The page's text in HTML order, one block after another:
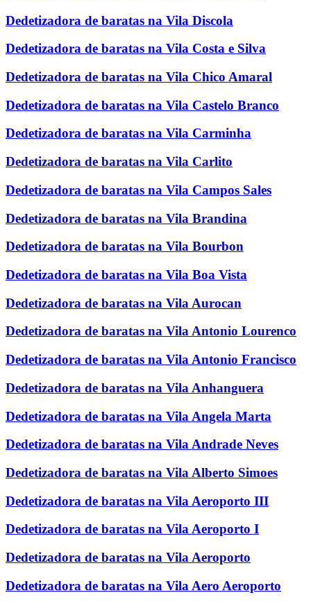
Dedetizadora de baratas na Vila Discola
Dedetizadora de baratas na Vila Costa e Silva
Dedetizadora de baratas na Vila Chico Amaral
Dedetizadora de baratas na Vila Castelo Branco
Dedetizadora de baratas na Vila Carminha
Dedetizadora de baratas na Vila Carlito
Dedetizadora de baratas na Vila Campos Sales
Dedetizadora de baratas na Vila Brandina
Dedetizadora de baratas na Vila Bourbon
Dedetizadora de baratas na Vila Boa Vista
Dedetizadora de baratas na Vila Aurocan
Dedetizadora de baratas na Vila Antonio Lourenco
Dedetizadora de baratas na Vila Antonio Francisco
Dedetizadora de baratas na Vila Anhanguera
Dedetizadora de baratas na Vila Angela Marta
Dedetizadora de baratas na Vila Andrade Neves
Dedetizadora de baratas na Vila Alberto Simoes
Dedetizadora de baratas na Vila Aeroporto III
Dedetizadora de baratas na Vila Aeroporto I
Dedetizadora de baratas na Vila Aeroporto
Dedetizadora de baratas na Vila Aero Aeroporto